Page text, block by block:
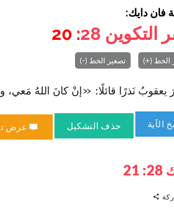
فان دايك:
التكوين 28
: 20
الخط (+) تصغير الخط (-)
يعقوبُ نَذرًا قائلًا: «إنْ كانَ اللهُ مَعي،
الآية حذف التشكيل عرض
21